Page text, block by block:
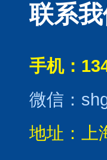
联系
手机：
微信：
地址：上